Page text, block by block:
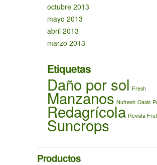
octubre 2013
mayo 2013
abril 2013
marzo 2013
Etiquetas
Daño por sol Fresh
Manzanos Nufresh Oasis
Redagrícola Revista
Suncrops
Productos